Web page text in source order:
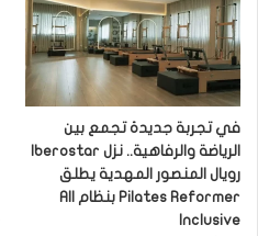
في تجربة جديدة تجمع بين
رويال المنصور المهدية يطلق
Pilates Reformer بنظام All
Inclusive